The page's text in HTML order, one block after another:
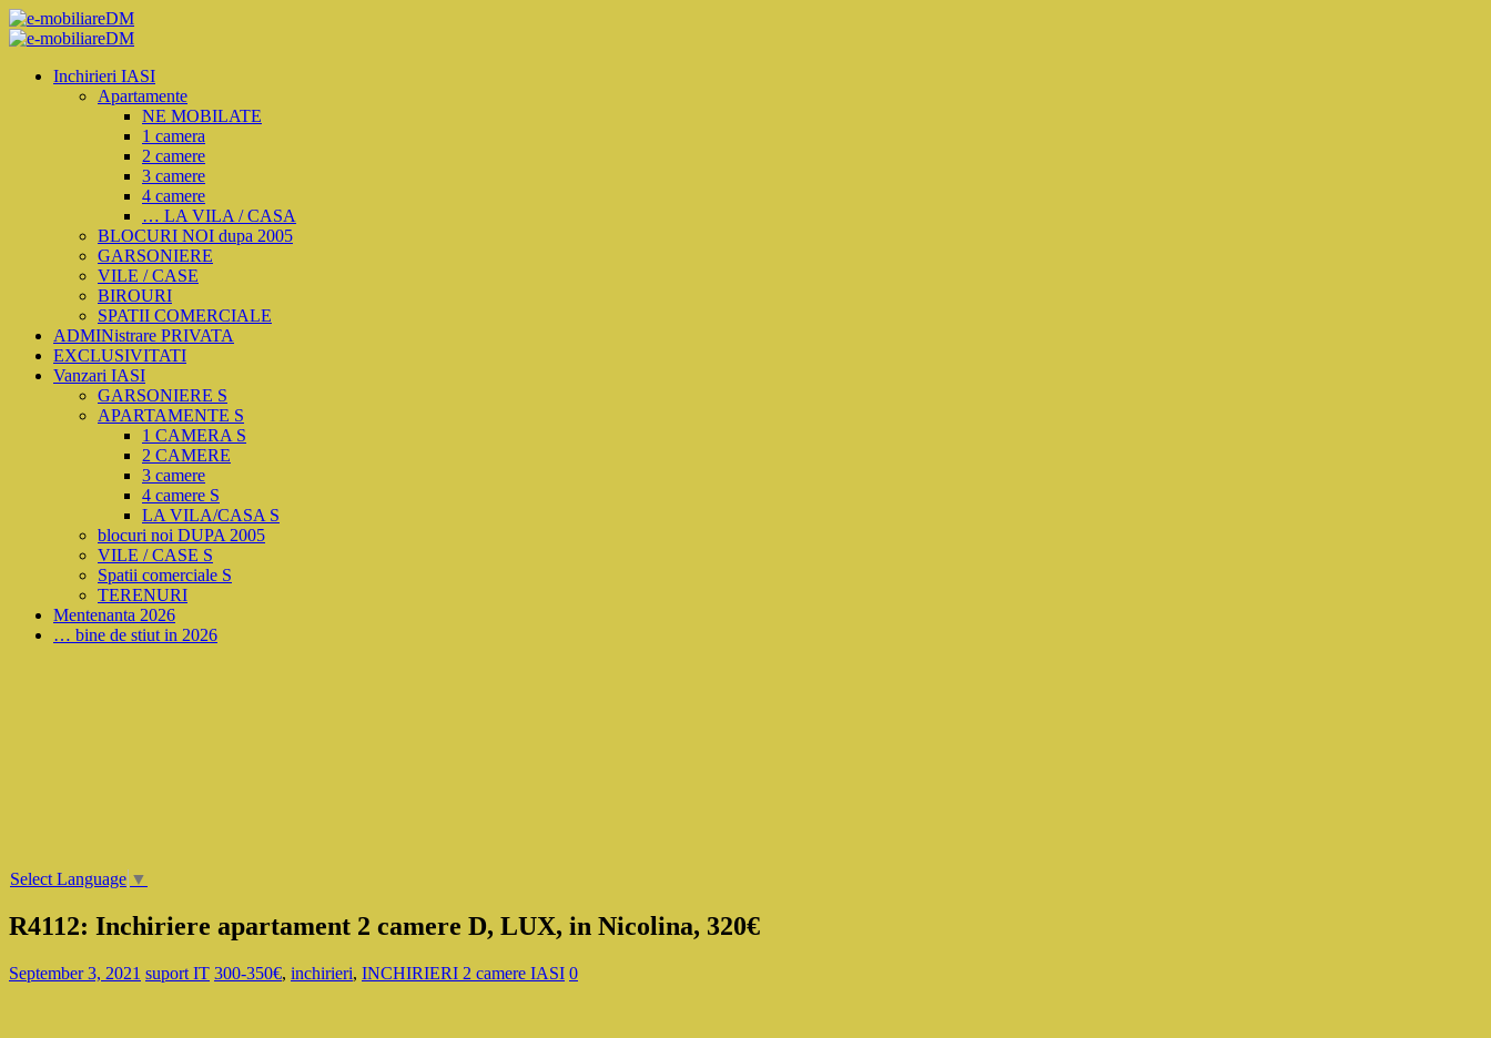
Inchirieri IASI
Apartamente
NE MOBILATE
1 camera
2 camere
3 camere
4 camere
… LA VILA / CASA
BLOCURI NOI dupa 2005
GARSONIERE
VILE / CASE
BIROURI
SPATII COMERCIALE
ADMINistrare PRIVATA
EXCLUSIVITATI
Vanzari IASI
GARSONIERE S
APARTAMENTE S
1 CAMERA S
2 CAMERE
3 camere
4 camere S
LA VILA/CASA S
blocuri noi DUPA 2005
VILE / CASE S
Spatii comerciale S
TERENURI
Mentenanta 2026
… bine de stiut in 2026
Select Language ▼
R4112: Inchiriere apartament 2 camere D, LUX, in Nicolina, 320€
September 3, 2021 suport IT 300-350€, inchirieri, INCHIRIERI 2 camere IASI 0